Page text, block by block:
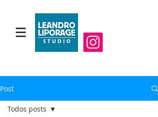
Post
Todos posts